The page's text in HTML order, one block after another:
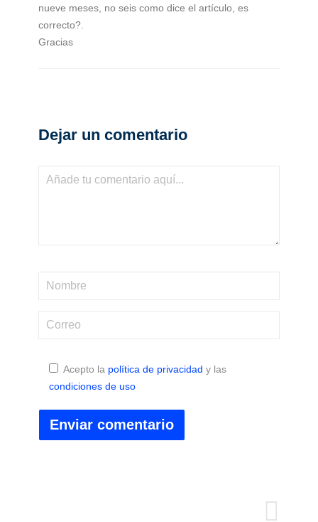
nueve meses, no seis como dice el artículo, es
correcto?.
Gracias
Dejar un comentario
Acepto la política de privacidad y las
condiciones de uso